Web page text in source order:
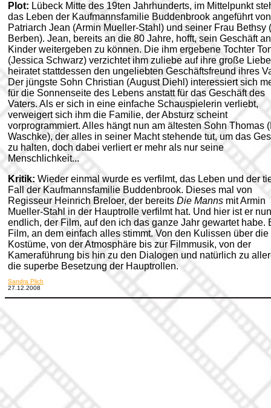
Plot: Lübeck Mitte des 19ten Jahrhunderts, im Mittelpunkt
das Leben der Kaufmannsfamilie Buddenbrook angeführt von
Patriarch Jean (Armin Mueller-Stahl) und seiner Frau Bethsy
Berben). Jean, bereits an die 80 Jahre, hofft, sein Geschäft
Kinder weitergeben zu können. Die ihm ergebene Tochter
(Jessica Schwarz) verzichtet ihm zuliebe auf ihre große
heiratet stattdessen den ungeliebten Geschäftsfreund ihres
Der jüngste Sohn Christian (August Diehl) interessiert sich
für die Sonnenseite des Lebens anstatt für das Geschäft des
Vaters. Als er sich in eine einfache Schauspielerin verliebt,
verweigert sich ihm die Familie, der Absturz scheint
vorprogrammiert. Alles hängt nun am ältesten Sohn Thomas
Waschke), der alles in seiner Macht stehende tut, um das
zu halten, doch dabei verliert er mehr als nur seine
Menschlichkeit...
Kritik: Wieder einmal wurde es verfilmt, das Leben und der
Fall der Kaufmannsfamilie Buddenbrook. Dieses mal von
Regisseur Heinrich Breloer, der bereits Die Manns mit Armin
Mueller-Stahl in der Hauptrolle verfilmt hat. Und hier ist er nun
endlich, der Film, auf den ich das ganze Jahr gewartet habe.
Film, an dem einfach alles stimmt. Von den Kulissen über die
Kostüme, von der Atmosphäre bis zur Filmmusik, von der
Kameraführung bis hin zu den Dialogen und natürlich zu
die superbe Besetzung der Hauptrollen.
Sandra Plich
27.12.2008